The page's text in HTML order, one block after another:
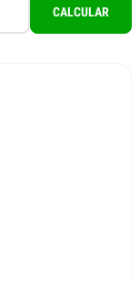
CALCULAR